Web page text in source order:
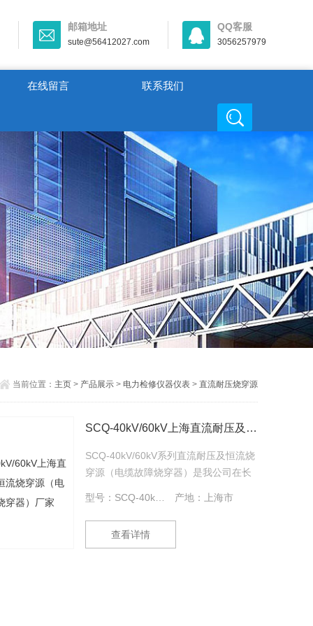
邮箱地址
sute@56412027.com
QQ客服
3056257979
在线留言 联系我们
当前位置： 主页> 产品展示> 电力检修仪器仪表> 直流耐压烧穿源
SCQ-40kV/60kV上海直流耐压及恒流烧穿源（电缆故障烧穿器）厂家
SCQ-40kV/60kV系列直流耐压及恒流烧
穿源（电缆故障烧穿器）是我公司在长
新型电缆高阻故障烧穿器，产品性能处
于、地位。 有这样一种情况是电缆维
护工作者Z头疼的，那就是当一根绝缘良
型号：SCQ-40kV/60kV 产地：上海市
查看详情